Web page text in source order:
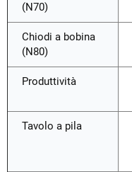
(N70)
Chiodi a bobina
(N80)
Produttività
Tavolo a pila